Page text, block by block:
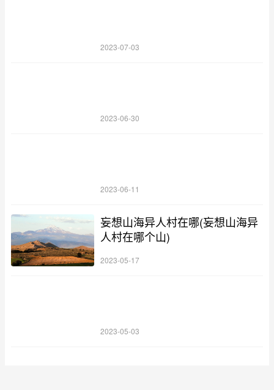
2023-07-03
2023-06-30
2023-06-11
妄想山海异人村在哪(妄想山海异
人村在哪个山)
2023-05-17
2023-05-03